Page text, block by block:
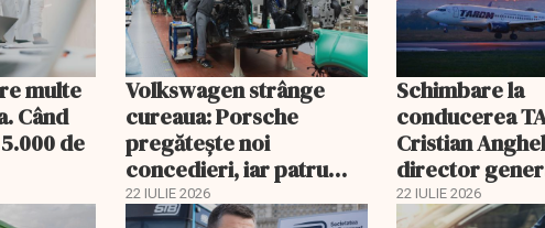
multe
Când
de
Volkswagen strânge
cureaua: Porsche
pregătește noi
concedieri, iar patru
fabrici din Germania
22 IULIE 2026
Schimbare la
conducerea
Cristian
director
interimar.
22 IULIE 2026